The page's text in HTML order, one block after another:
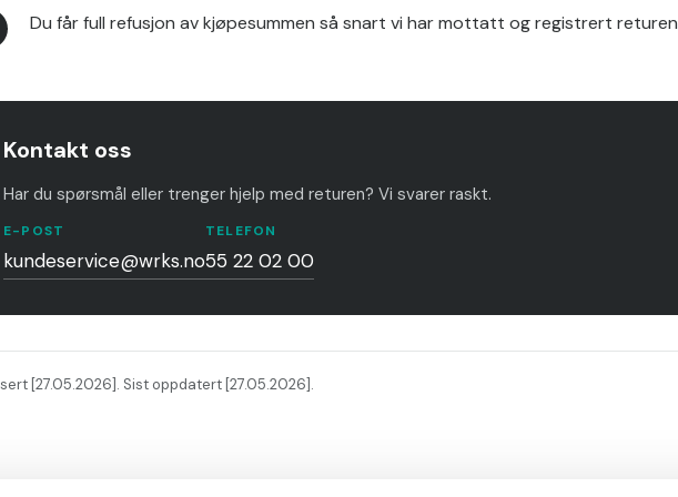
Du får full refusjon av kjøpesummen så snart vi har mottatt og registrert
Kontakt oss
Har du spørsmål eller trenger hjelp med returen? Vi svarer raskt.
E-POST
kundeservice@wrks.no
TELEFON
55 22 02 00
[27.05.2026]. Sist oppdatert [27.05.2026].